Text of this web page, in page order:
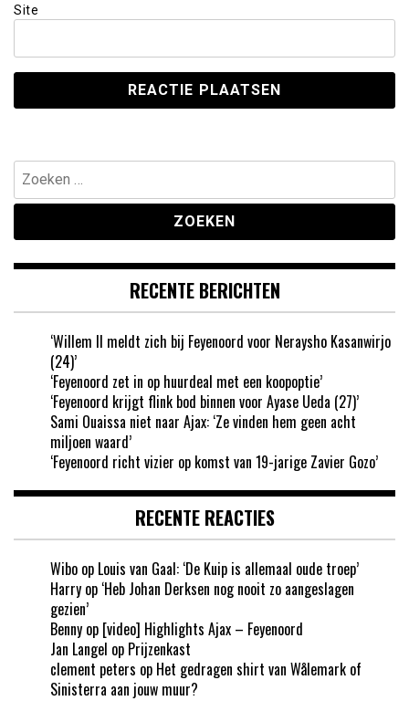
Site
Zoeken
naar:
RECENTE BERICHTEN
‘Willem II meldt zich bij Feyenoord voor Neraysho Kasanwirjo
(24)’
‘Feyenoord zet in op huurdeal met een koopoptie’
‘Feyenoord krijgt flink bod binnen voor Ayase Ueda (27)’
Sami Ouaissa niet naar Ajax: ‘Ze vinden hem geen acht
miljoen waard’
‘Feyenoord richt vizier op komst van 19-jarige Zavier Gozo’
RECENTE REACTIES
Wibo op Louis van Gaal: ‘De Kuip is allemaal oude troep’
Harry op ‘Heb Johan Derksen nog nooit zo aangeslagen
gezien’
Benny op [video] Highlights Ajax – Feyenoord
Jan Langel op Prijzenkast
clement peters op Het gedragen shirt van Wålemark of
Sinisterra aan jouw muur?